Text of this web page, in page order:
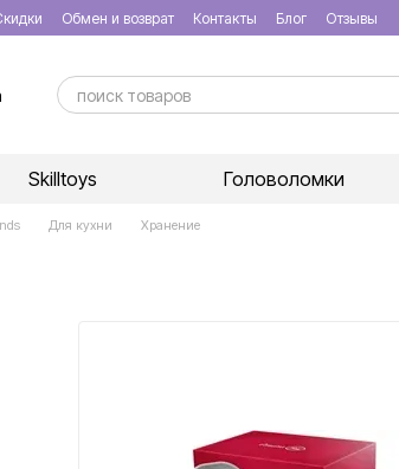
Обмен и возврат Контакты Блог Отзывы
Skilltoys Головоломки
Для кухни Хранение